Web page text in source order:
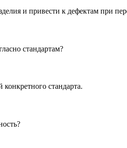
и привести к дефектам при
стандартам?
стандарта.